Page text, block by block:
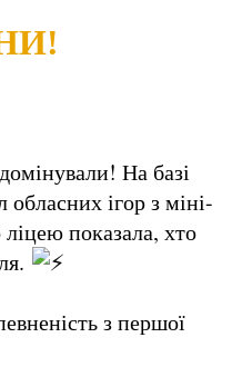
На базі
ігор з міні-
показала, хто
з першої